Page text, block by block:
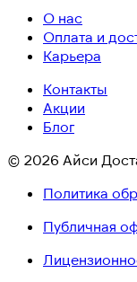
О нас
Оплата и
Карьера
Контакты
Акции
Блог
© 2026 Айси
Политика
Публичная